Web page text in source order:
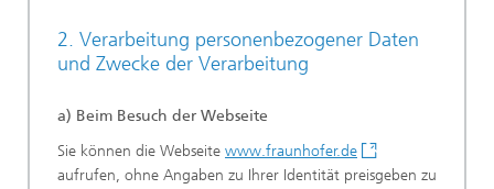
2. Verarbeitung personenbezogener Daten
und Zwecke der Verarbeitung
a) Beim Besuch der Webseite
Sie können die Webseite www.fraunhofer.de
aufrufen, ohne Angaben zu Ihrer Identität preisgeben zu